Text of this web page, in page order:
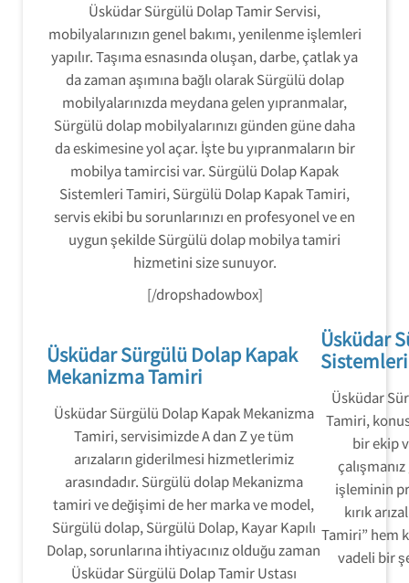
Üsküdar Sürgülü Dolap Tamir Servisi,
mobilyalarınızın genel bakımı, yenilenme işlemleri
yapılır. Taşıma esnasında oluşan, darbe, çatlak ya
da zaman aşımına bağlı olarak Sürgülü dolap
mobilyalarınızda meydana gelen yıpranmalar,
Sürgülü dolap mobilyalarınızı günden güne daha
da eskimesine yol açar. İşte bu yıpranmaların bir
mobilya tamircisi var. Sürgülü Dolap Kapak
Sistemleri Tamiri, Sürgülü Dolap Kapak Tamiri,
servis ekibi bu sorunlarınızı en profesyonel ve en
uygun şekilde Sürgülü dolap mobilya tamiri
hizmetini size sunuyor.
[/dropshadowbox]
Üsküdar Sürgülü Dolap Kapak
Mekanizma Tamiri
Üsküdar Sürgülü Dolap Kapak Mekanizma
Tamiri, servisimizde A dan Z ye tüm
arızaların giderilmesi hizmetlerimiz
arasındadır. Sürgülü dolap Mekanizma
tamiri ve değişimi de her marka ve model,
Sürgülü dolap, Sürgülü Dolap, Kayar Kapılı
Dolap, sorunlarına ihtiyacınız olduğu zaman
Üsküdar Sürgülü Dolap Tamir Ustası
Üsküdar
Üsküdar
Tamiri,
bir ekip
işleminin
kırık
Tamiri” hem
vadeli bir